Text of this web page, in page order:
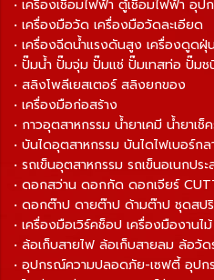
• เครื่องเชื่อมไฟฟ้า ตู้เชื่อมไฟฟ้า อุป
• เครื่องมือวัด เครื่องมือวัดละเอียด
• เครื่องฉีดน้ำแรงดันสูง เครื่องดูดฝุ่
• ปั๊มน้ำ ปั๊มจุ่ม ปั๊มแช่ ปั๊มเทสท่อ ปั๊ม
• สลิงโพลีเยสเตอร์ สลิงยกของ
• เครื่องมือก่อสร้าง
• กาวอุตสาหกรรม น้ำยาเคมี น้ำยาเช็
• บันไดอุตสาหกรรม บันไดไฟเบอร์ก
• รถเข็นอุตสาหกรรม รถเข็นอเนกปร
• ดอกสว่าน ดอกกัด ดอกเจียร์
• ดอกต๊าป ดายต๊าป ด้ามต๊าป ชุดสป
• เครื่องมือเวิร์คช็อป เครื่องมืองานไ
• ล้อเก็บสายไฟ ล้อเก็บสายลม ล้อวัด
• อุปกรณ์ความปลอดภัย-เซฟตี้ อุป